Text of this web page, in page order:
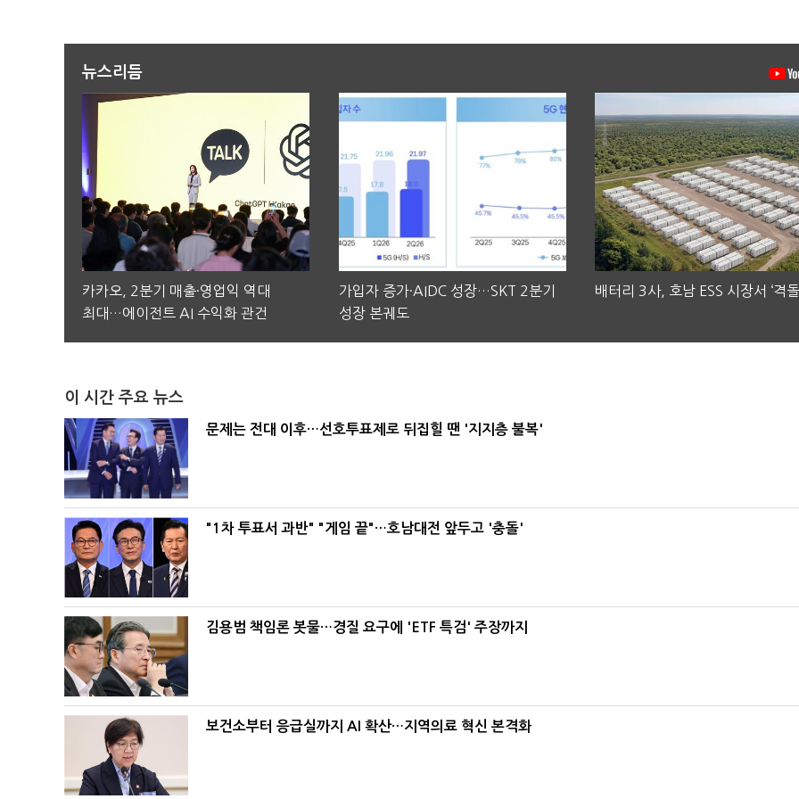
뉴스리듬
카카오, 2분기 매출·영업익 역대
최대…에이전트 AI 수익화 관건
가입자 증가·AIDC 성장…SKT 2분기
성장 본궤도
배터리 3사, 호남 ESS 시장서 ‘격돌
이 시간 주요 뉴스
문제는 전대 이후…선호투표제로 뒤집힐 땐 '지지층 불복'
"1차 투표서 과반" "게임 끝"…호남대전 앞두고 '충돌'
김용범 책임론 봇물…경질 요구에 'ETF 특검' 주장까지
보건소부터 응급실까지 AI 확산…지역의료 혁신 본격화